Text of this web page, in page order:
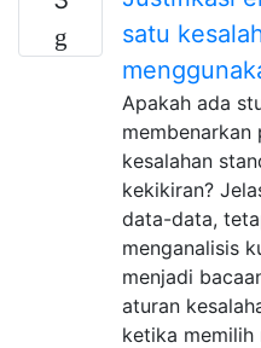
satu
Apakah ada
membenarkan
kesalahan
kekikiran?
data-data,
menganalisis
menjadi
aturan
ketika